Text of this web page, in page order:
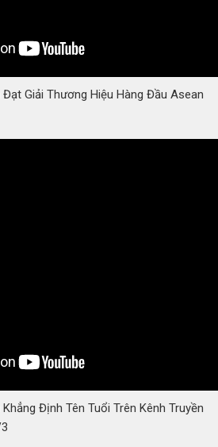
Giải Thương Hiệu Hàng Đầu Asean
Định Tên Tuổi Trên Kênh Truyền